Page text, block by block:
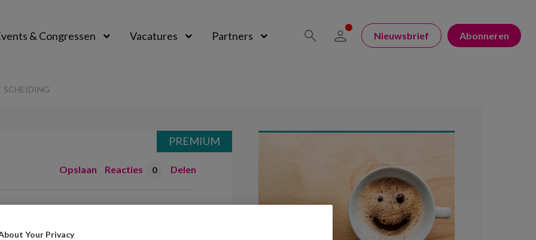
& Congressen Vacatures Partners Nieuwsbrief Abonneren
SCHEIDING
Opslaan Reacties 0 Delen
met
PREMIUM
Your Privacy